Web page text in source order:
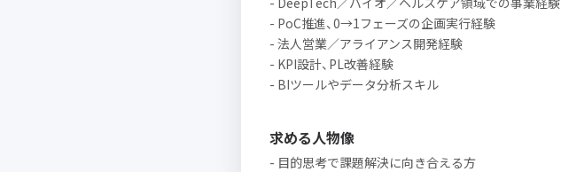
- PoC推進、0→1フェーズの企画実行経験
- 法人営業／アライアンス開発経験
- KPI設計、PL改善経験
- BIツールやデータ分析スキル
求める人物像
- 目的思考で課題解決に向き合える方